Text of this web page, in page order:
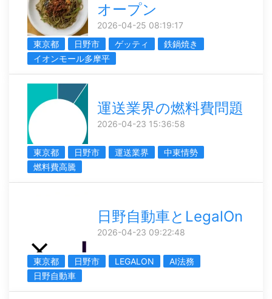
オープン
2026-04-25 08:19:17
東京都
日野市 ゲッティ
鉄鍋焼き
イオンモール多摩平
運送業界の燃料費問題
2026-04-23 15:36:58
東京都 日野市 運送業界
中東情勢
燃料費高騰
日野自動車とLegalOn
2026-04-23 09:22:48
東京都 日野市 LEGALON
AI法務
日野自動車